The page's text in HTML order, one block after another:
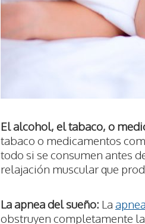
El alcohol, el tabaco, o
tabaco o medicamentos
todo si se consumen antes
relajación muscular que
La apnea del sueño: La
obstruyen completamente